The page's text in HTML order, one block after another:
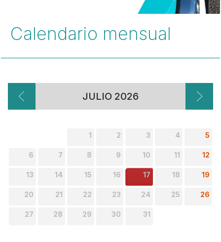
Calendario mensual
JULIO 2026
1 2 3 4 5
6 7 8 9 10 11 12
13 14 15 16 17 18 19
20 21 22 23 24 25 26
27 28 29 30 31